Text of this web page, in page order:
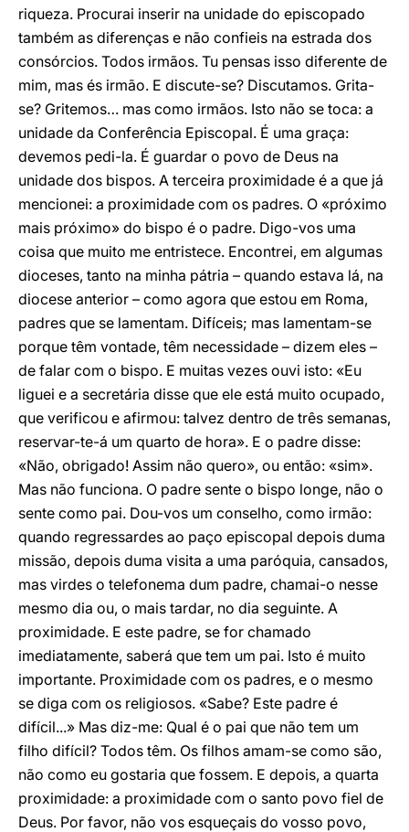
riqueza. Procurai inserir na unidade do episcopado
também as diferenças e não confieis na estrada dos
consórcios. Todos irmãos. Tu pensas isso diferente de
mim, mas és irmão. E discute-se? Discutamos. Grita-
se? Gritemos… mas como irmãos. Isto não se toca: a
unidade da Conferência Episcopal. É uma graça:
devemos pedi-la. É guardar o povo de Deus na
unidade dos bispos. A terceira proximidade é a que já
mencionei: a proximidade com os padres. O «próximo
mais próximo» do bispo é o padre. Digo-vos uma
coisa que muito me entristece. Encontrei, em algumas
dioceses, tanto na minha pátria – quando estava lá, na
diocese anterior – como agora que estou em Roma,
padres que se lamentam. Difíceis; mas lamentam-se
porque têm vontade, têm necessidade – dizem eles –
de falar com o bispo. E muitas vezes ouvi isto: «Eu
liguei e a secretária disse que ele está muito ocupado,
que verificou e afirmou: talvez dentro de três semanas,
reservar-te-á um quarto de hora». E o padre disse:
«Não, obrigado! Assim não quero», ou então: «sim».
Mas não funciona. O padre sente o bispo longe, não o
sente como pai. Dou-vos um conselho, como irmão:
quando regressardes ao paço episcopal depois duma
missão, depois duma visita a uma paróquia, cansados,
mas virdes o telefonema dum padre, chamai-o nesse
mesmo dia ou, o mais tardar, no dia seguinte. A
proximidade. E este padre, se for chamado
imediatamente, saberá que tem um pai. Isto é muito
importante. Proximidade com os padres, e o mesmo
se diga com os religiosos. «Sabe? Este padre é
difícil...» Mas diz-me: Qual é o pai que não tem um
filho difícil? Todos têm. Os filhos amam-se como são,
não como eu gostaria que fossem. E depois, a quarta
proximidade: a proximidade com o santo povo fiel de
Deus. Por favor, não vos esqueçais do vosso povo,